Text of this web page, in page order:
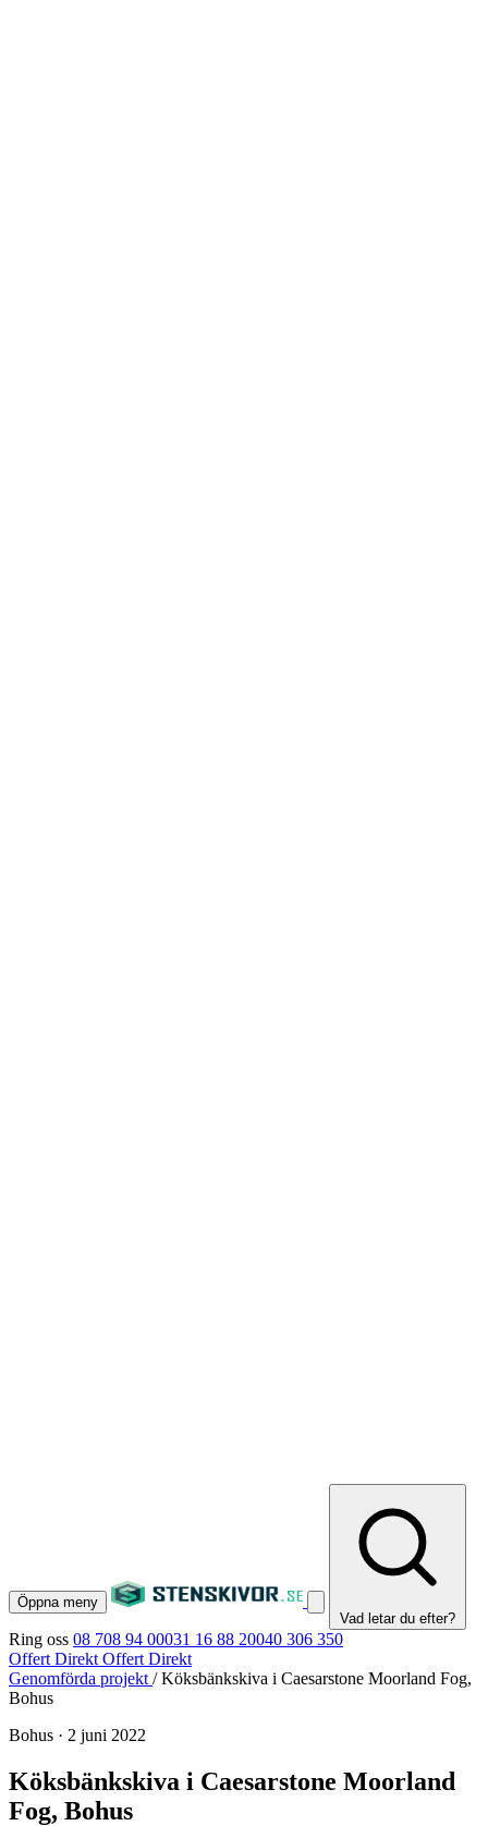
Öppna meny
Vad letar du efter?
Ring oss 08 708 94 00031 16 88 20040 306 350
Offert Direkt Offert Direkt
Genomförda projekt / Köksbänkskiva i Caesarstone Moorland Fog,
Bohus
Bohus · 2 juni 2022
Köksbänkskiva i Caesarstone Moorland
Fog, Bohus